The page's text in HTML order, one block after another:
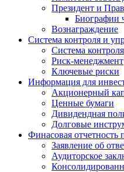
Президент и
Биографии
Вознаграждение
Система контроля и
Система контроля
Риск-менеджмент
Ключевые риски
Информация для
Акционерный
Ценные бумаги
Дивидендная
Долговые
Финасовая
Заявление об
Аудиторское